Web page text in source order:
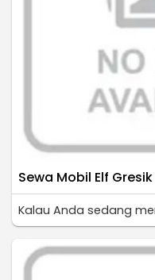
Sewa Mobil Elf
Kalau Anda sedang